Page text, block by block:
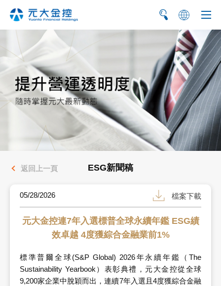
简 EN
ESG新聞稿
返回上一頁
檔案下載
05/28/2026
元大金控連7年入選標普全球永續年鑑 ESG績
效卓越 4度獲綜合金融業前1%
標準普爾全球(S&P Global) 2026年永續年鑑（The
Sustainability Yearbook）表彰典禮，元大金控從全球
9,200家企業中脫穎而出，連續7年入選且4度獲綜合金融